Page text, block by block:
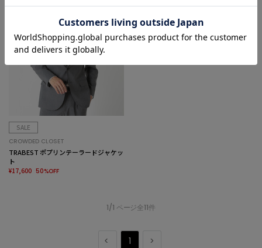
SALE
CROWDED CLOSET
TRABEST ポプリンテーラードジャケッ
ト
¥17,600 50%OFF
1/1 ページ全11件
1